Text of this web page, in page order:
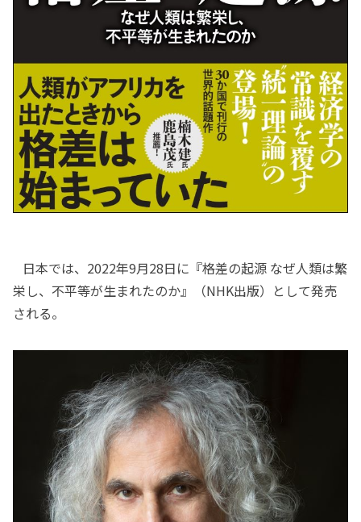
日本では、2022年9月28日に『格差の起源 なぜ人類は繁
栄し、不平等が生まれたのか』（NHK出版）として発売
される。